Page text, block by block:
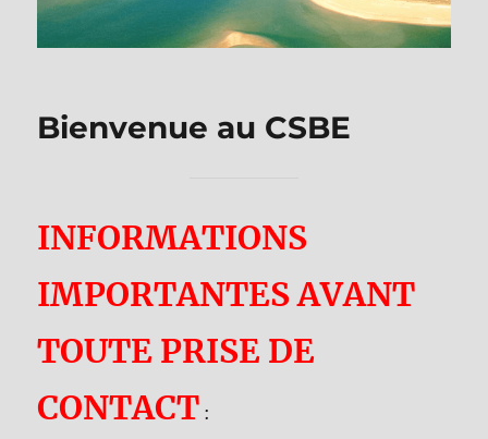
Bienvenue au CSBE
INFORMATIONS
IMPORTANTES AVANT
TOUTE PRISE DE
CONTACT :